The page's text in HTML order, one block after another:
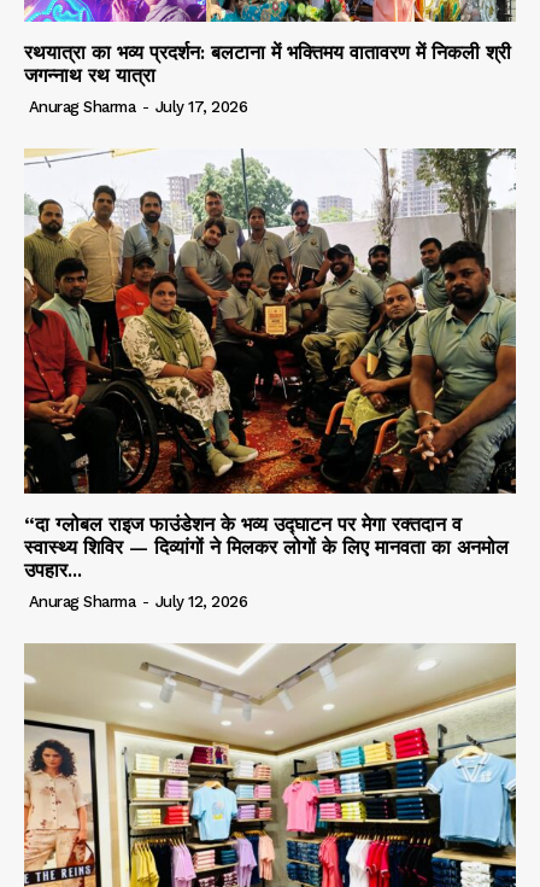
रथयात्रा का भव्य प्रदर्शन: बलटाना में भक्तिमय वातावरण में निकली श्री
जगन्नाथ रथ यात्रा
Anurag Sharma - July 17, 2026
“दा ग्लोबल राइज फाउंडेशन के भव्य उद्घाटन पर मेगा रक्तदान व
स्वास्थ्य शिविर — दिव्यांगों ने मिलकर लोगों के लिए मानवता का अनमोल
उपहार...
Anurag Sharma - July 12, 2026